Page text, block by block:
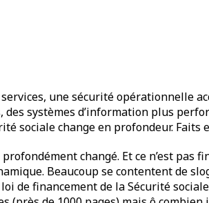
une sécurité opérationnelle
des systèmes d’information plus
sociale change en profondeur. Faits
changé. Et ce n’est pas
Beaucoup se contentent de
de financement de la Sécurité